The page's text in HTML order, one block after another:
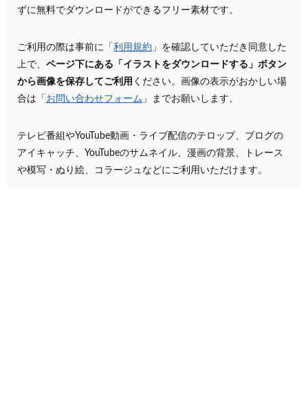
ずに無料でダウンロードができるフリー素材です。
ご利用の際は事前に「 利用規約 」を確認していただき同意した
上で、 ページ下にある「イラストをダウンロードする」ボタン
から画像を保存してご利用 ください。画像の表示がおかしい場
合は「 お問い合わせフォーム 」までお願いします。
テレビ番組やYouTube動画・ライブ配信のテロップ、ブログの
アイキャッチ、YouTubeのサムネイル、漫画の背景、トレース
や模写・ぬり絵、コラージュなどにご利用いただけます。